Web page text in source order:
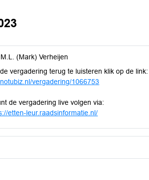
(Mark) Verheijen
vergadering terug te luisteren klik op de link:
vergadering/1066753
de vergadering live volgen via:
etten-leur.raadsinformatie.nl/